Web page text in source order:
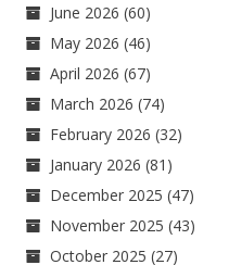
June 2026 (60)
May 2026 (46)
April 2026 (67)
March 2026 (74)
February 2026 (32)
January 2026 (81)
December 2025 (47)
November 2025 (43)
October 2025 (27)